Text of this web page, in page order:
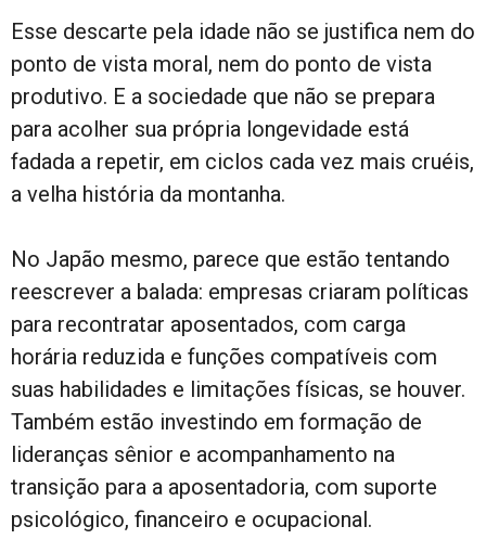
Esse descarte pela idade não se justifica nem do
ponto de vista moral, nem do ponto de vista
produtivo. E a sociedade que não se prepara
para acolher sua própria longevidade está
fadada a repetir, em ciclos cada vez mais cruéis,
a velha história da montanha.
No Japão mesmo, parece que estão tentando
reescrever a balada: empresas criaram políticas
para recontratar aposentados, com carga
horária reduzida e funções compatíveis com
suas habilidades e limitações físicas, se houver.
Também estão investindo em formação de
lideranças sênior e acompanhamento na
transição para a aposentadoria, com suporte
psicológico, financeiro e ocupacional.